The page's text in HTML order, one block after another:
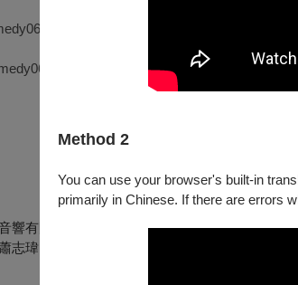
Method 2
You can use your browser's built-in
primarily in Chinese. If there are errors
響有限公司
瑋(八弟)、翁銓偉、廖邱堃、呂濟寬